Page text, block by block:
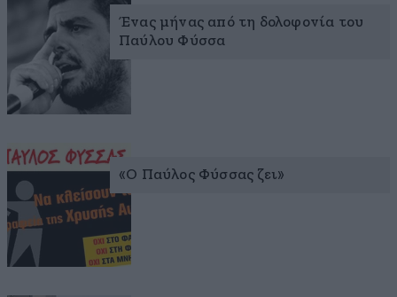
Ένας μήνας από τη δολοφονία του
Παύλου Φύσσα
«Ο Παύλος Φύσσας ζει»